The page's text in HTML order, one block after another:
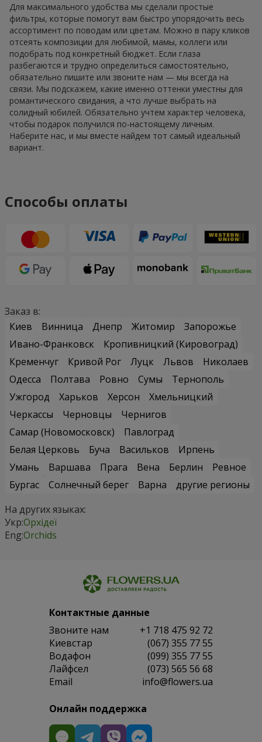
Для максимального удобства мы сделали простые
фильтры, которые помогут вам быстро упорядочить весь
ассортимент по поводам или цветам. Можно в пару кликов
отсеять композиции для любимой, мамы, коллеги или
подобрать под конкретный бюджет. Если глаза
разбегаются и трудно определиться самостоятельно,
обязательно пишите или звоните нам — мы всегда на
связи. Мы подскажем, какие именно оттенки уместны для
романтического свидания, а что лучше выбрать на
солидный юбилей. Обязательно учтем характер человека,
чтобы подарок получился по-настоящему личным.
Наберите нас, и мы вместе найдем тот самый идеальный
вариант.
Способы оплаты
Заказ в:
Киев
Винница Днепр Житомир
Запорожье
Ивано-Франковск
Кропивницкий (Кировоград)
Кременчуг
Кривой Рог Луцк Львов
Николаев
Одесса
Полтава Ровно Сумы
Тернополь
Ужгород
Харьков Херсон
Хмельницкий
Черкассы
Черновцы
Чернигов
Самар (Новомосковск)
Павлоград
Белая Церковь
Буча Васильков
Ирпень
Умань
Варшава Прага Вена Берлин
Ревное
Бургас
Солнечный берег Варна
другие регионы
На других языках:
Укр:Орхідеї
Eng:Orchids
Контактные данные
Звоните нам
+1 718 475 92 72
Киевстар
(067) 355 77 55
Водафон
(099) 355 77 55
Лайфсел
(073) 565 56 68
Email
info@flowers.ua
Онлайн поддержка